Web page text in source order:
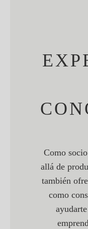
Como
allá de
también
como